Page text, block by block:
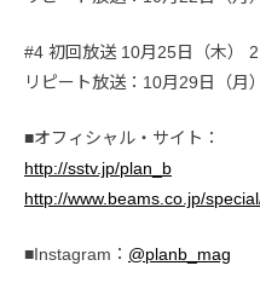
#4 初回放送 10月25日（木）
リピート放送：10月29日（
■オフィシャル・サイト：
http://sstv.jp/plan_b
http://www.beams.co.jp/
■Instagram： @planb_mag